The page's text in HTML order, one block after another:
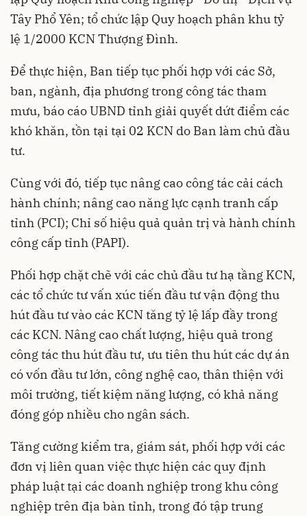
Tây Phổ Yên; tổ chức lập Quy hoạch phân khu tỷ
lệ 1/2000 KCN Thượng Đình.
Để thực hiện, Ban tiếp tục phối hợp với các Sở,
ban, ngành, địa phương trong công tác tham
mưu, báo cáo UBND tỉnh giải quyết dứt điểm các
khó khăn, tồn tại tại 02 KCN do Ban làm chủ đầu
tư.
Cùng với đó, tiếp tục nâng cao công tác cải cách
hành chính; nâng cao năng lực cạnh tranh cấp
tỉnh (PCI); Chỉ số hiệu quả quản trị và hành chính
công cấp tỉnh (PAPI).
Phối hợp chặt chẽ với các chủ đầu tư hạ tầng KCN,
các tổ chức tư vấn xúc tiến đầu tư vận động thu
hút đầu tư vào các KCN tăng tỷ lệ lấp đầy trong
các KCN. Nâng cao chất lượng, hiệu quả trong
công tác thu hút đầu tư, ưu tiên thu hút các dự án
có vốn đầu tư lớn, công nghệ cao, thân thiện với
môi trường, tiết kiệm năng lượng, có khả năng
đóng góp nhiều cho ngân sách.
Tăng cường kiểm tra, giám sát, phối hợp với các
đơn vị liên quan việc thực hiện các quy định
pháp luật tại các doanh nghiệp trong khu công
nghiệp trên địa bàn tỉnh, trong đó tập trung